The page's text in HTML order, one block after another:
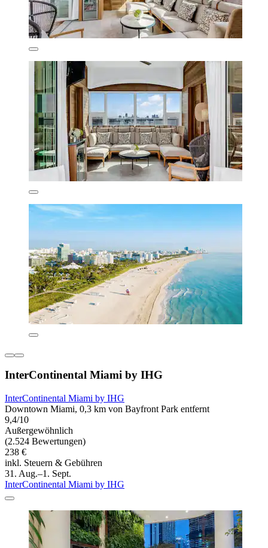
InterContinental Miami by IHG
InterContinental Miami by IHG
Downtown Miami, 0,3 km von Bayfront Park entfernt
9,4/10
Außergewöhnlich
(2.524 Bewertungen)
238 €
inkl. Steuern & Gebühren
31. Aug.–1. Sept.
InterContinental Miami by IHG